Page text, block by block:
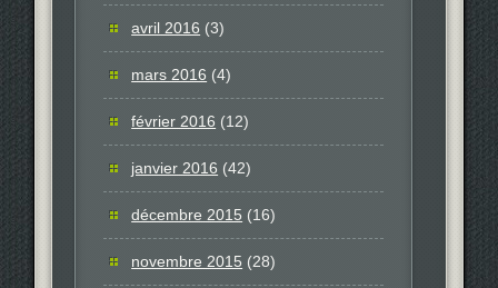
avril 2016 (3)
mars 2016 (4)
février 2016 (12)
janvier 2016 (42)
décembre 2015 (16)
novembre 2015 (28)